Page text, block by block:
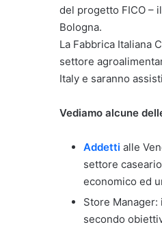
del progetto FICO –
Bologna.
La Fabbrica Italiana
settore
Italy e saranno
Vediamo alcune
Addetti alle
settore
economico ed
Store
secondo